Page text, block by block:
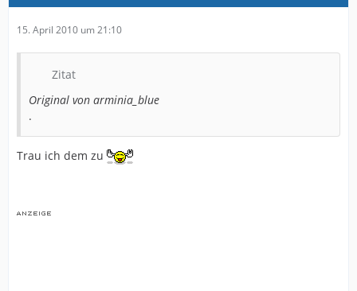
15. April 2010 um 21:10
Zitat
Original von arminia_blue
.
Trau ich dem zu